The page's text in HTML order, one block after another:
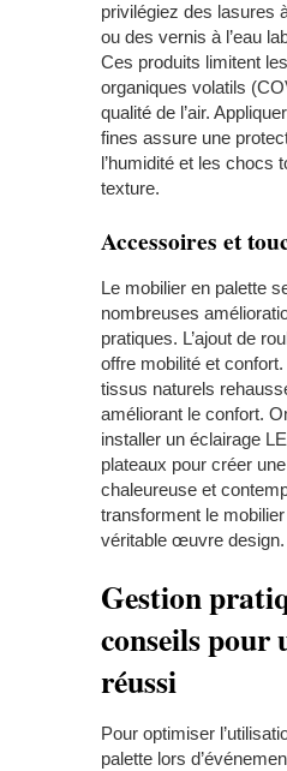
privilégiez des lasures
ou des vernis à l’eau
Ces produits limitent
organiques volatils
qualité de l’air.
fines assure une
l’humidité et les chocs
texture.
Accessoires et
Le mobilier en palette
nombreuses
pratiques. L’ajout de
offre mobilité et
tissus naturels
améliorant le confort.
installer un éclairage
plateaux pour créer
chaleureuse et
transforment le
véritable œuvre design.
Gestion
conseils pour
réussi
Pour optimiser
palette lors